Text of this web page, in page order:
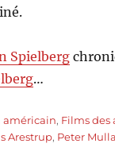
Spielberg
…
américain, Films des
Arestrup, Peter